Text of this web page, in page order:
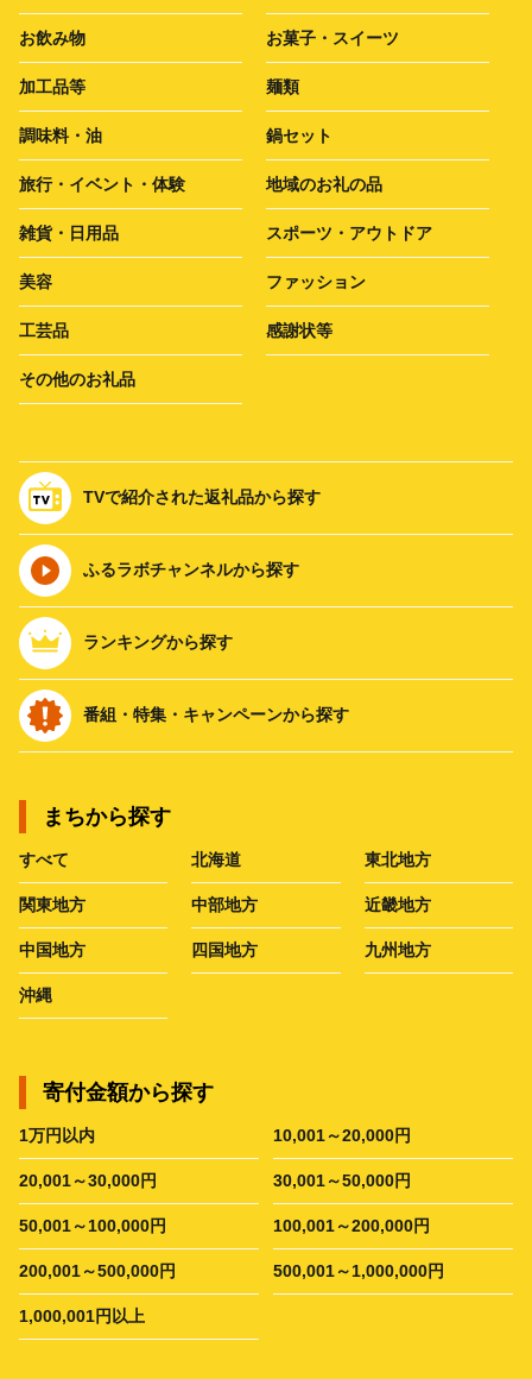
お飲み物 お菓子・スイーツ
加工品等 麺類
調味料・油 鍋セット
旅行・イベント・体験 地域のお礼の品
雑貨・日用品 スポーツ・アウトドア
美容 ファッション
工芸品 感謝状等
その他のお礼品
TVで紹介された返礼品から探す
ふるラボチャンネルから探す
ランキングから探す
番組・特集・キャンペーンから探す
まちから探す
すべて 北海道 東北地方
関東地方 中部地方 近畿地方
中国地方 四国地方 九州地方
沖縄
寄付金額から探す
1万円以内 10,001～20,000円
20,001～30,000円 30,001～50,000円
50,001～100,000円 100,001～200,000円
200,001～500,000円 500,001～1,000,000円
1,000,001円以上